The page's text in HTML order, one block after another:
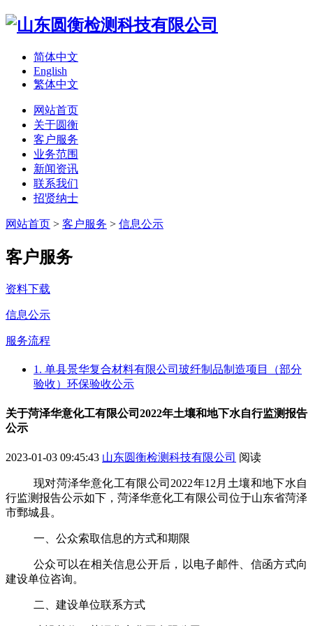
简体中文
English
繁体中文
网站首页
关于圆衡
客户服务
业务范围
新闻资讯
联系我们
招贤纳士
网站首页 > 客户服务 > 信息公示
客户服务
资料下载
信息公示
服务流程
1. 单县景华复合材料有限公司玻纤制品制造项目（部分
验收）环保验收公示
关于菏泽华意化工有限公司2022年土壤和地下水自行监测报告
公示
2023-01-03 09:45:43 山东圆衡检测科技有限公司 阅读
现对菏泽华意化工有限公司 2022年12 月 土壤和地下水自
行监测报告公示如下，菏泽华意化工有限公司位于山东省菏泽
市鄄城县。
一、公众索取信息的方式和期限
公众可以在相关信息公开后，以电子邮件、信函方式向
建设单位咨询。
二、建设单位联系方式